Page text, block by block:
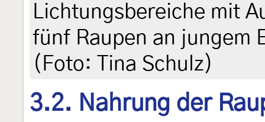
Lichtungsbereiche mit
fünf Raupen an jungem
(Foto: Tina Schulz)
3.2. Nahrung der